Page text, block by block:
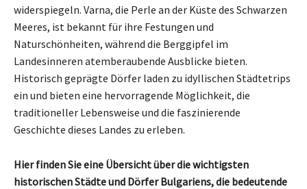
widerspiegeln. Varna, die Perle an der Küste des Schwarzen
Meeres, ist bekannt für ihre Festungen und
Naturschönheiten, während die Berggipfel im
Landesinneren atemberaubende Ausblicke bieten.
Historisch geprägte Dörfer laden zu idyllischen Städtetrips
ein und bieten eine hervorragende Möglichkeit, die
traditioneller Lebensweise und die faszinierende
Geschichte dieses Landes zu erleben.
Hier finden Sie eine Übersicht über die wichtigsten
historischen Städte und Dörfer Bulgariens, die bedeutende